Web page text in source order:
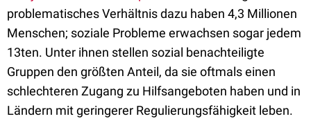
problematisches Verhältnis dazu haben 4,3 Millionen
Menschen; soziale Probleme erwachsen sogar jedem
13ten. Unter ihnen stellen sozial benachteiligte
Gruppen den größten Anteil, da sie oftmals einen
schlechteren Zugang zu Hilfsangeboten haben und in
Ländern mit geringerer Regulierungsfähigkeit leben.